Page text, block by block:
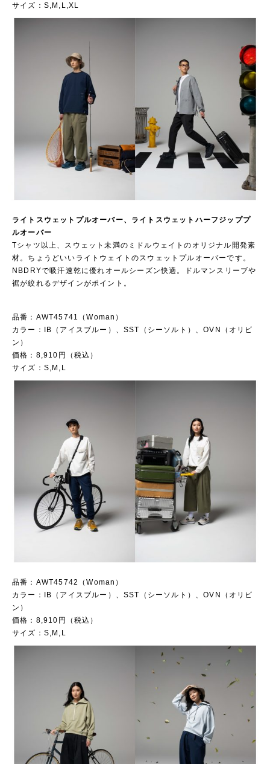
サイズ：S,M,L,XL
ライトスウェットプルオーバー、ライトスウェットハーフジッププ
ルオーバー
Tシャツ以上、スウェット未満のミドルウェイトのオリジナル開発素
材。ちょうどいいライトウェイトのスウェットプルオーバーです。
NBDRYで吸汗速乾に優れオールシーズン快適。ドルマンスリーブや
裾が絞れるデザインがポイント。
品番：AWT45741（Woman）
カラー：IB（アイスブルー）、SST（シーソルト）、OVN（オリビ
ン）
価格：8,910円（税込）
サイズ：S,M,L
品番：AWT45742（Woman）
カラー：IB（アイスブルー）、SST（シーソルト）、OVN（オリビ
ン）
価格：8,910円（税込）
サイズ：S,M,L